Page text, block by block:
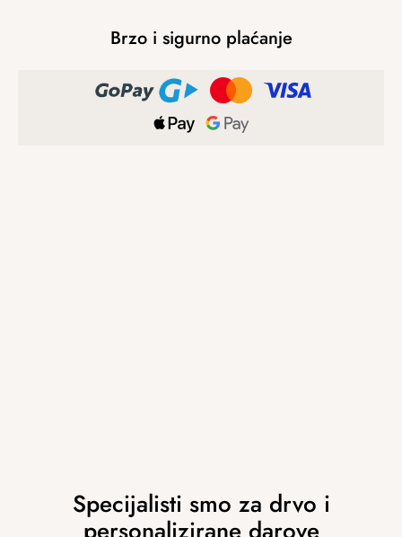
Brzo i sigurno plaćanje